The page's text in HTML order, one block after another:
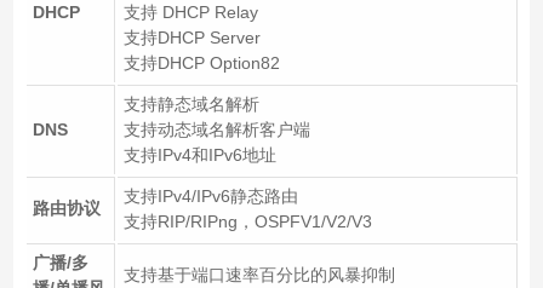
DHCP
支持 DHCP Relay
支持DHCP Server
支持DHCP Option82
DNS
支持静态域名解析
支持动态域名解析客户端
支持IPv4和IPv6地址
路由协议
支持IPv4/IPv6静态路由
支持RIP/RIPng，OSPFV1/V2/V3
广播/多
支持基于端口速率百分比的风暴抑制